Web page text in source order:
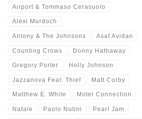
Airport & Tommaso Cerasuolo
Alexi Murdoch
Antony & The Johnsons Asaf Avidan
Counting Crows Donny Hathaway
Gregory Porter Holly Johnson
Jazzanova Feat. Thief Matt Corby
Matthew E. White Motel Connection
Natale Paolo Nutini Pearl Jam